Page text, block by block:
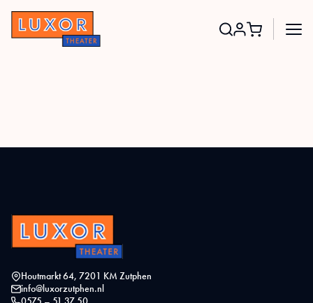
Houtmarkt 64, 7201 KM Zutphen
info@luxorzutphen.nl